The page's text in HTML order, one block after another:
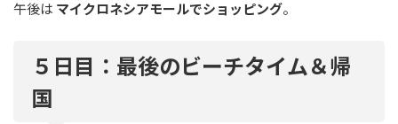
午後は マイクロネシアモールでショッピング。
５日目：最後のビーチタイム＆帰
国